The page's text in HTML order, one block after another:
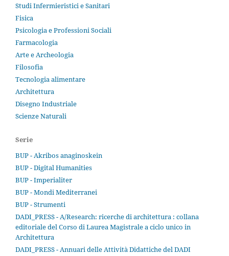
Studi Infermieristici e Sanitari
Fisica
Psicologia e Professioni Sociali
Farmacologia
Arte e Archeologia
Filosofia
Tecnologia alimentare
Architettura
Disegno Industriale
Scienze Naturali
Serie
BUP - Akribos anaginoskein
BUP - Digital Humanities
BUP - Imperialiter
BUP - Mondi Mediterranei
BUP - Strumenti
DADI_PRESS - A/Research: ricerche di architettura : collana
editoriale del Corso di Laurea Magistrale a ciclo unico in
Architettura
DADI_PRESS - Annuari delle Attività Didattiche del DADI